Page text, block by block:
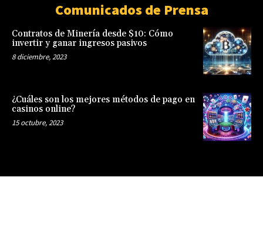
Comunicados de Prensa
Contratos de Minería desde $10: Cómo
invertir y ganar ingresos pasivos
8 diciembre, 2023
¿Cuáles son los mejores métodos de pago en
casinos online?
15 octubre, 2023